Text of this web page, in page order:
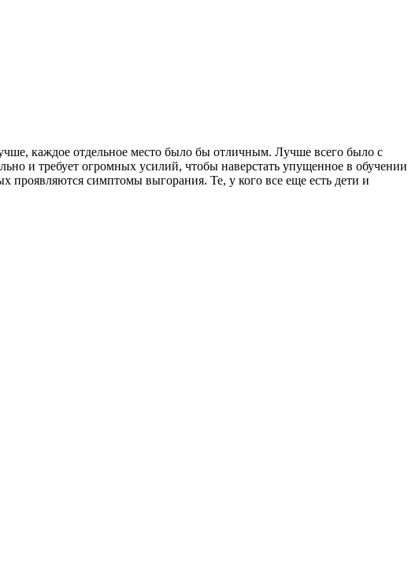
каждое отдельное место было бы отличным. Лучше всего было с
и требует огромных усилий, чтобы наверстать упущенное в обучении
проявляются симптомы выгорания. Те, у кого все еще есть дети и